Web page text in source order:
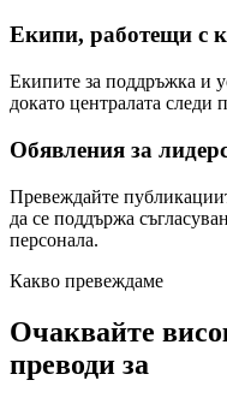
Екипи, работещи с
Екипите за поддръжка и
докато централата следи
Обявления за
Превеждайте
да се поддържа
персонала.
Какво превеждаме
Очаквайте
преводи за